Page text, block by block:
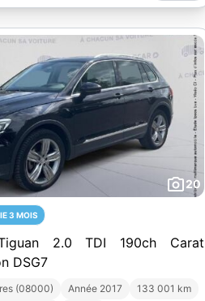
20
3 MOIS
Tiguan 2.0 TDI 190ch Carat
DSG7
(08000) Année 2017
133 001 km